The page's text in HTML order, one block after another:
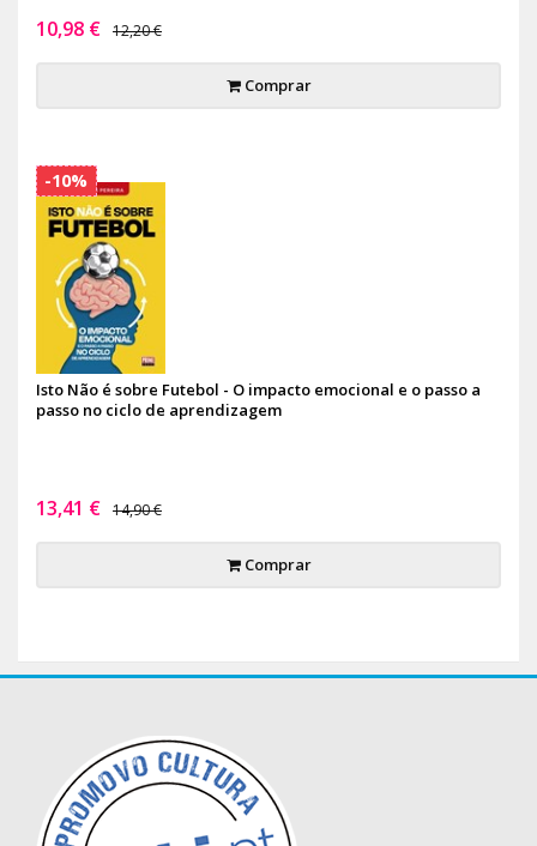
10,98 € 12,20 €
Comprar
Isto Não é sobre Futebol - O impacto emocional e o passo a
passo no ciclo de aprendizagem
13,41 € 14,90 €
Comprar
-10%